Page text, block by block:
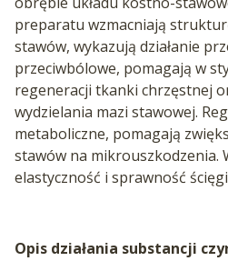
preparatu wzmacniają
stawów, wykazują działanie
przeciwbólowe, pomagają w
regeneracji tkanki chrzęstnej
wydzielania mazi stawowej.
metaboliczne, pomagają
stawów na mikrouszkodzenia.
elastyczność i sprawność
Opis działania substancji